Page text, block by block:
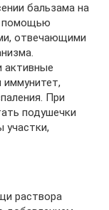
бальзама на
помощью
отвечающими
активные
иммунитет,
При
подушечки
участки,
раствора